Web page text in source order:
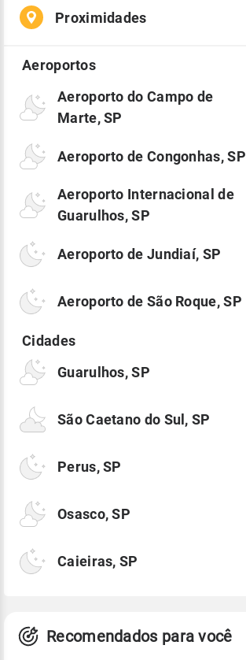
Proximidades
Aeroporto do Campo de
Marte, SP
Aeroporto de Congonhas, SP
Aeroporto Internacional de
Guarulhos, SP
Aeroporto de Jundiaí, SP
Aeroporto de São Roque, SP
Guarulhos, SP
São Caetano do Sul, SP
Perus, SP
Osasco, SP
Caieiras, SP
Recomendados para você